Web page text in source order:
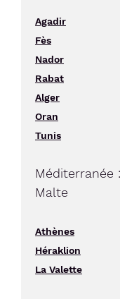
Agadir
Fès
Nador
Rabat
Alger
Oran
Tunis
Méditerranée
Malte
Athènes
Héraklion
La Valette